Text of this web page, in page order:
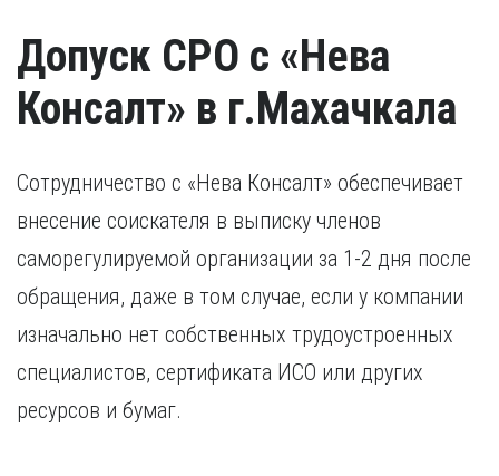
Допуск СРО с «Нева
Консалт» в г.Махачкала
Сотрудничество с «Нева Консалт» обеспечивает
внесение соискателя в выписку членов
саморегулируемой организации за 1-2 дня после
обращения, даже в том случае, если у компании
изначально нет собственных трудоустроенных
специалистов, сертификата ИСО или других
ресурсов и бумаг.